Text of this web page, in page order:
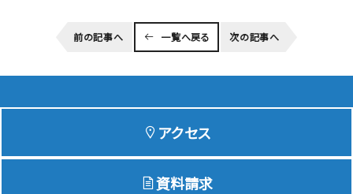
Course コース紹介
School Life 学校生活
前の記事へ 一覧へ戻る 次の記事へ
アクセス
資料請求